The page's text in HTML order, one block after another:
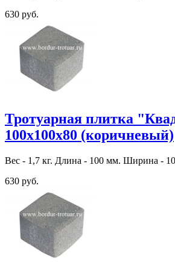
630 руб.
Тротуарная плитка
100х100х80 (коричневый)
Вес - 1,7 кг. Длина - 100 мм. Ширина -
630 руб.